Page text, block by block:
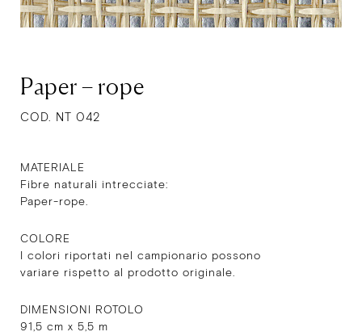
Paper – rope
COD. NT 042
MATERIALE
Fibre naturali intrecciate:
Paper-rope.
COLORE
I colori riportati nel campionario possono
variare rispetto al prodotto originale.
DIMENSIONI ROTOLO
91,5 cm x 5,5 m